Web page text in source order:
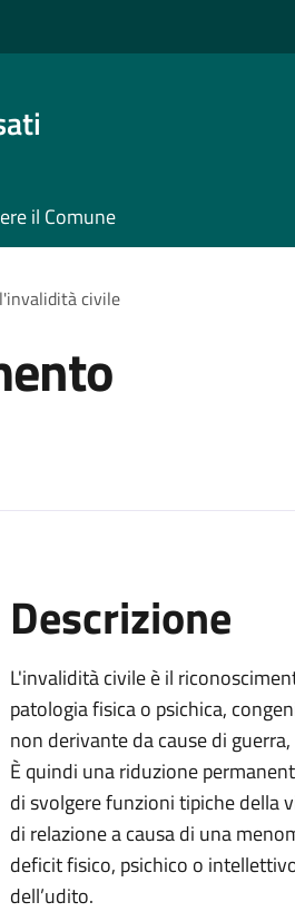
il Comune
civile
Descrizione
L'invalidità civile è il
patologia fisica o psichica,
non derivante da cause di
Èquindi una riduzione
disvolgere funzioni tipiche della
di relazione a causa di una
deficit fisico, psichico o
dell’udito.